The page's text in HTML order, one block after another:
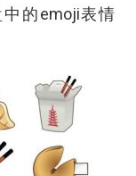
的emoji表情